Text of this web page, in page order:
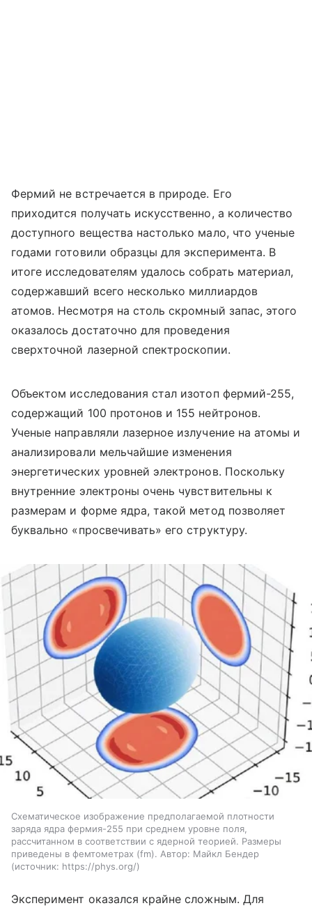
Фермий не встречается в природе. Его
приходится получать искусственно, а количество
доступного вещества настолько мало, что ученые
годами готовили образцы для эксперимента. В
итоге исследователям удалось собрать материал,
содержавший всего несколько миллиардов
атомов. Несмотря на столь скромный запас, этого
оказалось достаточно для проведения
сверхточной лазерной спектроскопии.
Объектом исследования стал изотоп фермий-255,
содержащий 100 протонов и 155 нейтронов.
Ученые направляли лазерное излучение на атомы и
анализировали мельчайшие изменения
энергетических уровней электронов. Поскольку
внутренние электроны очень чувствительны к
размерам и форме ядра, такой метод позволяет
буквально «просвечивать» его структуру.
Схематическое изображение предполагаемой плотности
заряда ядра фермия-255 при среднем уровне поля,
рассчитанном в соответствии с ядерной теорией. Размеры
приведены в фемтометрах (fm). Автор: Майкл Бендер
источник: https://phys.org/
Эксперимент оказался крайне сложным. Для